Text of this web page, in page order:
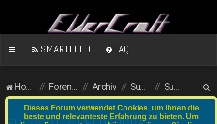
SMARTFEED FAQ
Homepage Foren-Übersicht Archiv Support Support zu ElderCraft
u
Dieses Forum verwendet Cookies, um Ihnen die
beste und relevanteste Erfahrung zu bieten. Um